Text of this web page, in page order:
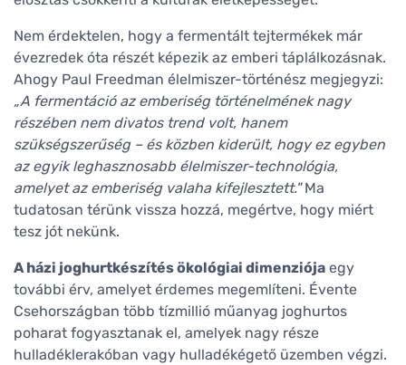
Nem érdektelen, hogy a fermentált tejtermékek már
évezredek óta részét képezik az emberi táplálkozásnak.
Ahogy Paul Freedman élelmiszer-történész megjegyzi:
„A fermentáció az emberiség történelmének nagy
részében nem divatos trend volt, hanem
szükségszerűség – és közben kiderült, hogy ez egyben
az egyik leghasznosabb élelmiszer-technológia,
amelyet az emberiség valaha kifejlesztett."Ma
tudatosan térünk vissza hozzá, megértve, hogy miért
tesz jót nekünk.
A házi joghurtkészítés ökológiai dimenziója egy
további érv, amelyet érdemes megemlíteni. Évente
Csehországban több tízmillió műanyag joghurtos
poharat fogyasztanak el, amelyek nagy része
hulladéklerakóban vagy hulladékégető üzemben végzi.